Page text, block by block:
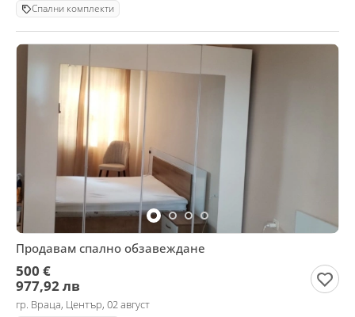
Спални комплекти
Продавам спално обзавеждане
500 €
977,92 лв
гр. Враца, Център, 02 август